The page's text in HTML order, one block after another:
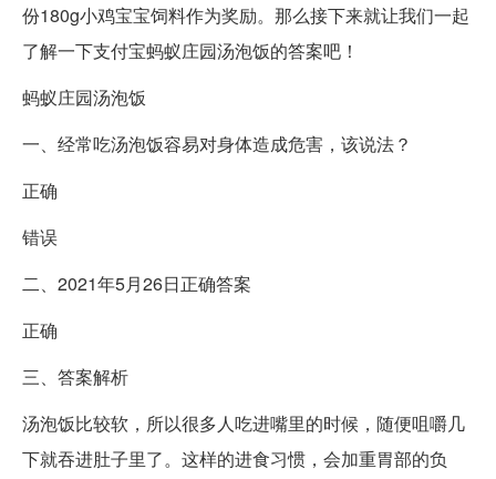
份180g小鸡宝宝饲料作为奖励。那么接下来就让我们一起
了解一下支付宝蚂蚁庄园汤泡饭的答案吧！
蚂蚁庄园汤泡饭
一、经常吃汤泡饭容易对身体造成危害，该说法？
正确
错误
二、2021年5月26日正确答案
正确
三、答案解析
汤泡饭比较软，所以很多人吃进嘴里的时候，随便咀嚼几
下就吞进肚子里了。这样的进食习惯，会加重胃部的负